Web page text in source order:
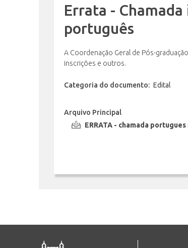
Errata -
português
A Coordenação Geral de Pós-
inscrições e outros.
Categoria do documento: Edital
Arquivo Principal
ERRATA - chamada